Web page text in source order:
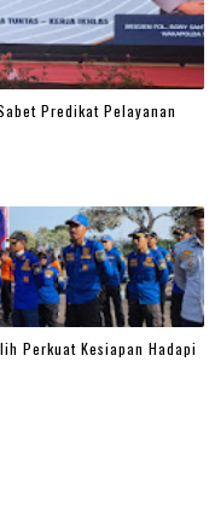
Predikat Pelayanan
Perkuat Kesiapan Hadapi